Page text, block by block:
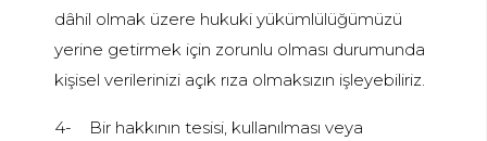
dâhil olmak üzere hukuki yükümlülüğümüzü
yerine getirmek için zorunlu olması durumunda
kişisel verilerinizi açık rıza olmaksızın işleyebiliriz.
4-
Bir hakkının tesisi, kullanılması veya